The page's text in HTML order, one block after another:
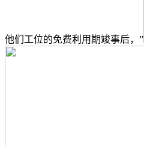
他们工位的免费利用期竣事后，”